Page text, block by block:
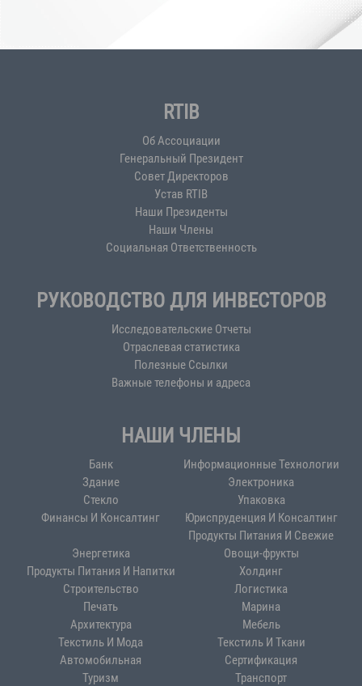
RTIB
Об Ассоциации
Генеральный Президент
Совет Директоров
Устав RTIB
Наши Президенты
Наши Члены
Социальная Ответственность
РУКОВОДСТВО ДЛЯ ИНВЕСТОРОВ
Исследовательские Отчеты
Отраслевая статистика
Полезные Ссылки
Важные телефоны и адреса
НАШИ ЧЛЕНЫ
Банк
Информационные Технологии
Здание
Электроника
Стекло
Упаковка
Финансы И Консалтинг
Юриспруденция И Консалтинг
Энергетика
Продукты Питания И Свежие
Овощи-фрукты
Продукты Питания И Напитки
Холдинг
Строительство
Логистика
Печать
Марина
Архитектура
Мебель
Текстиль И Мода
Текстиль И Ткани
Автомобильная
Сертификация
Туризм
Транспорт